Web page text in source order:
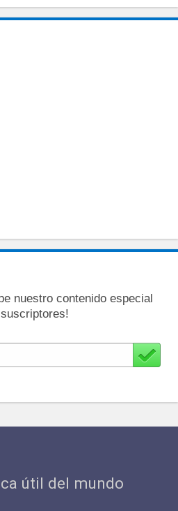
nuestro contenido especial
útil del mundo